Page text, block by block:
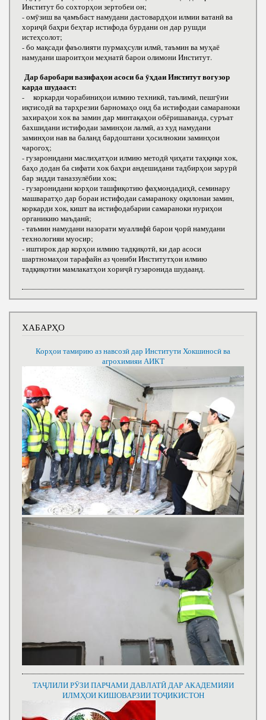
Институт бо сохторҳои зертобеи он;
- омӯзиш ва ҷамъбаст намудани дастовардҳои илмии ватанӣ ва
хориҷӣ баҳри беҳтар истифода бурдани он дар рушди
истеҳсолот;
- бо мақсади фаъолияти пурмаҳсули илмӣ, таъмин ва муҳаё
намудани шароитҳои меҳнатӣ барои олимони Институт.
Дар баробари вазифаҳои асоси ба ӯҳдаи Институт вогузор
карда шудааст:
- коркарди чорабиниҳои илмию техникӣ, таълимӣ, пешгӯии
иқтисодӣ ва тарҳрезии барномаҳо оид ба истифодаи самараноки
захираҳои хок ва замин дар минтақаҳои обёришаванда, суръат
бахшидани истифодаи заминҳои лалмӣ, аз худ намудани
заминҳои нав ва баланд бардоштани ҳосилнокии заминҳои
чарогоҳ;
- гузаронидани маслиҳатҳои илмию методӣ ҷиҳати таҳқиқи хок,
баҳо додан ба сифати хок баҳри андешидани тадбирҳои зарурӣ
бар зидди таназзулёбии хок;
- гузаронидани корҳои ташфиқотию фаҳмондадиҳӣ, семинару
машваратҳо дар бораи истифодаи самараноку оқилонаи замин,
коркарди хок, кишт ва истифодабарии самараноки нуриҳои
органикию маъданӣ;
- таъмин намудани назорати муаллифӣ барои ҷорӣ намудани
технологияи муосир;
- иштирок дар корҳои илмию тадқиқотӣ, ки дар асоси
шартномаҳои тарафайн аз ҷониби Институтҳои илмию
тадқиқотии мамлакатҳои хориҷӣ гузаронида шудаанд.
ХАБАРҲО
Корҳои тамирию аз навсозӣ дар Институти Хокшиносӣ ва
агрохимияи АИКТ
ТАҶЛИЛИ РӮЗИ ПАРЧАМИ ДАВЛАТӢ ДАР АКАДЕМИЯИ
ИЛМҲОИ КИШОВАРЗИИ ТОҶИКИСТОН